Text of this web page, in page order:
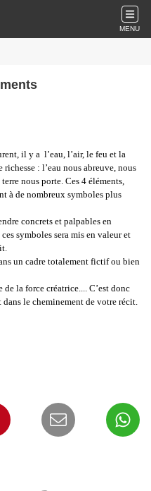
MENU
il y a l’eau, l’air, le feu et la
: l’eau nous abreuve, nous
nous porte. Ces 4 éléments,
à de nombreux symboles plus
concrets et palpables en
symboles sera mis en valeur et
un cadre totalement fictif ou bien
de la force créatrice.... C’est donc
le cheminement de votre récit.